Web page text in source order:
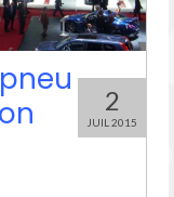
2
JUIL 2015